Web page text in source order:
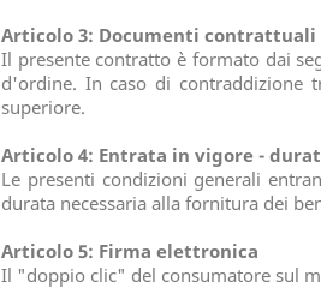
Articolo 3: Documenti contrattuali
Il presente contratto è formato dai
d'ordine. In caso di contraddizione
superiore.
Articolo 4: Entrata in vigore -
Le presenti condizioni generali
durata necessaria alla fornitura dei
Articolo 5: Firma elettronica
Il "doppio clic" del consumatore sul